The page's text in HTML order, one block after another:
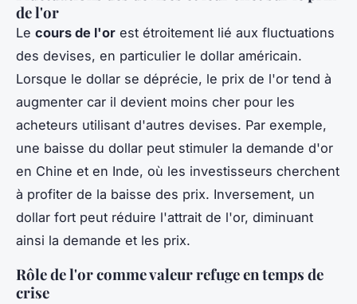
de l'or
Le cours de l'or est étroitement lié aux fluctuations
des devises, en particulier le dollar américain.
Lorsque le dollar se déprécie, le prix de l'or tend à
augmenter car il devient moins cher pour les
acheteurs utilisant d'autres devises. Par exemple,
une baisse du dollar peut stimuler la demande d'or
en Chine et en Inde, où les investisseurs cherchent
à profiter de la baisse des prix. Inversement, un
dollar fort peut réduire l'attrait de l'or, diminuant
ainsi la demande et les prix.
Rôle de l'or comme valeur refuge en temps de
crise